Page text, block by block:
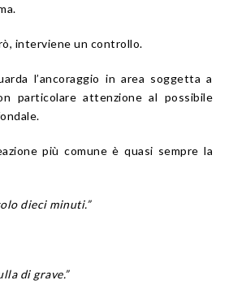
interviene un controllo.
l’ancoraggio in area soggetta a
particolare attenzione al possibile
più comune è quasi sempre la
dieci minuti.”
di grave.”